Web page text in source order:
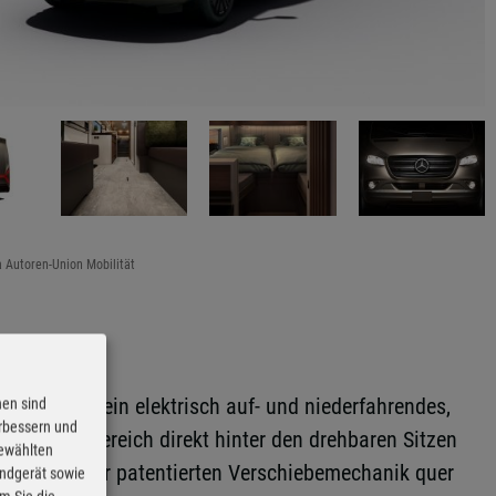
Autoren-Union Mobilität
kann ein elektrisch auf- und niederfahrendes,
Wohnbereich direkt hinter den drehbaren Sitzen
dank einer patentierten Verschiebemechanik quer
sind
und
sowie